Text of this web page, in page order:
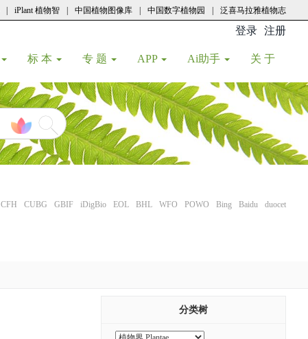
iPlant 植物智 中国植物图像库 中国数字植物园 泛喜马拉雅植物志
登录 注册
标 本 专 题 APP Ai助手 关 于
CFH CUBG GBIF iDigBio EOL BHL WFO POWO Bing Baidu duocet
分类树